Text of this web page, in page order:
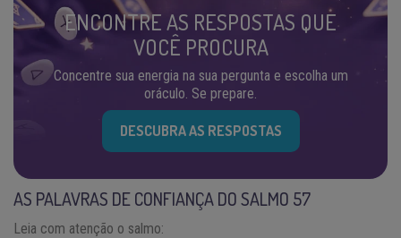
ENCONTRE AS RESPOSTAS QUE
VOCÊ PROCURA
Concentre sua energia na sua pergunta e escolha um
oráculo. Se prepare.
DESCUBRA AS RESPOSTAS
AS PALAVRAS DE CONFIANÇA DO SALMO 57
Leia com atenção o salmo: